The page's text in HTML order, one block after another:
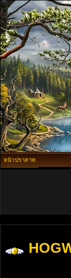
หน้าปราสาท